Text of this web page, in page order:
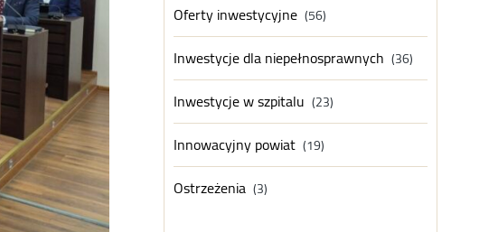
Oferty inwestycyjne (56)
Inwestycje dla niepełnosprawnych (36)
Inwestycje w szpitalu (23)
Innowacyjny powiat (19)
Ostrzeżenia (3)